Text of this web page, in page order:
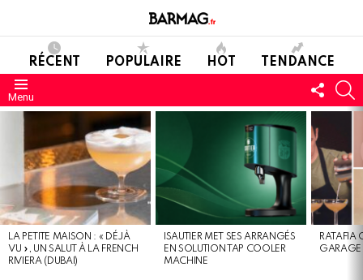
RÉCENT POPULAIRE HOT TENDANCE
Menu
NOUS
DERNIERS
LA PETITE MAISON : « DÉJÀ
VU », UN SALUT À LA FRENCH
RIVIERA (DUBAI)
ISAUTIER MET SES ARRANGÉS
EN SOLUTION TAP COOLER
MACHINE
RATAFIA
GARAGE